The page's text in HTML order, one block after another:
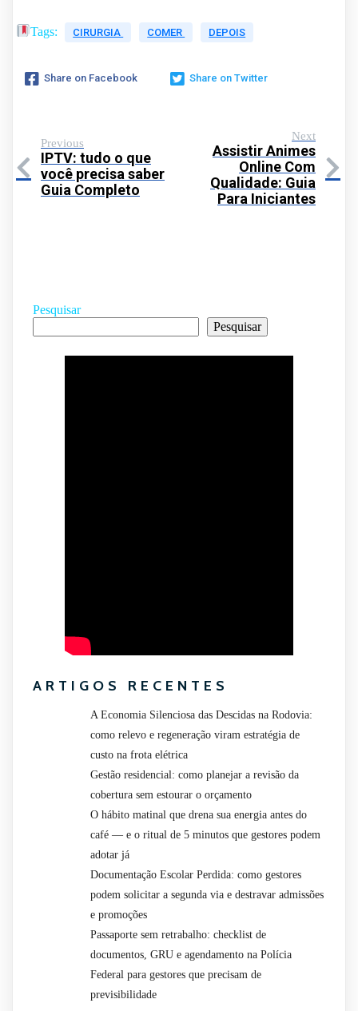
Tags: CIRURGIA COMER DEPOIS
Share on Facebook Share on Twitter
Previous
IPTV: tudo o que
você precisa saber
Guia Completo
Next
Assistir Animes
Online Com
Qualidade: Guia
Para Iniciantes
Pesquisar
Pesquisar
ARTIGOS RECENTES
A Economia Silenciosa das Descidas na Rodovia:
como relevo e regeneração viram estratégia de
custo na frota elétrica
Gestão residencial: como planejar a revisão da
cobertura sem estourar o orçamento
O hábito matinal que drena sua energia antes do
café — e o ritual de 5 minutos que gestores podem
adotar já
Documentação Escolar Perdida: como gestores
podem solicitar a segunda via e destravar admissões
e promoções
Passaporte sem retrabalho: checklist de
documentos, GRU e agendamento na Polícia
Federal para gestores que precisam de
previsibilidade